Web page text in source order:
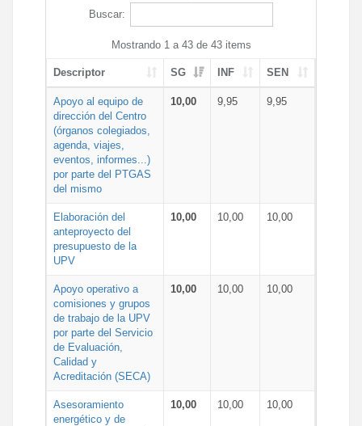
Buscar:
Mostrando 1 a 43 de 43 items
Descriptor SG INF SEN
Apoyo al equipo de
dirección del Centro
(órganos colegiados,
agenda, viajes,
eventos, informes...)
por parte del PTGAS
del mismo
10,00 9,95 9,95
Elaboración del
anteproyecto del
presupuesto de la
UPV
10,00 10,00 10,00
Apoyo operativo a
comisiones y grupos
de trabajo de la UPV
por parte del Servicio
de Evaluación,
Calidad y
Acreditación (SECA)
10,00 10,00 10,00
Asesoramiento
energético y de
10,00 10,00 10,00